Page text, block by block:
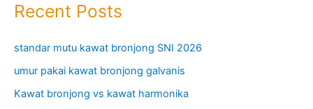
Recent Posts
standar mutu kawat bronjong SNI 2026
umur pakai kawat bronjong galvanis
Kawat bronjong vs kawat harmonika